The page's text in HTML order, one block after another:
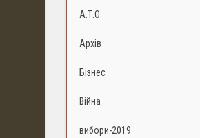
А.Т.О.
Архів
Бізнес
Війна
вибори-2019